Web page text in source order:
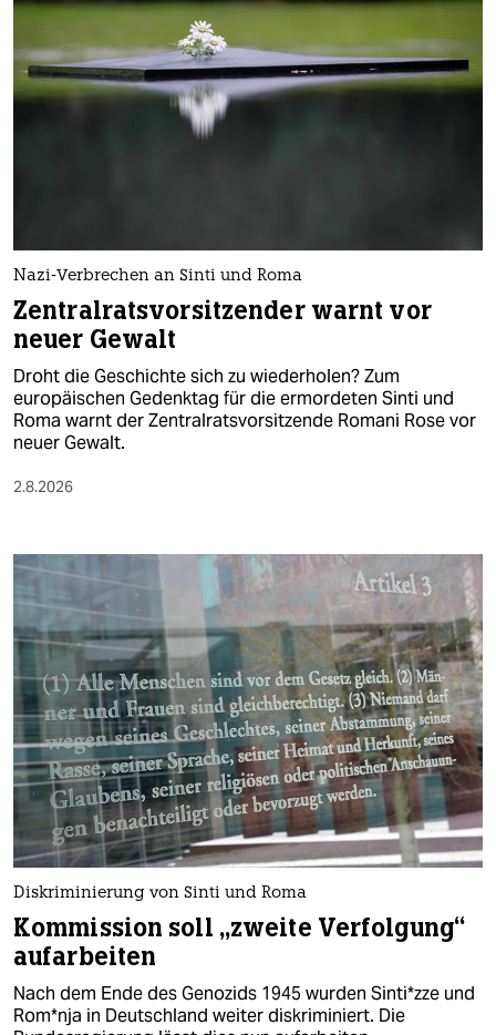
Nazi-Verbrechen an Sinti und Roma
Zentralratsvorsitzender warnt vor
neuer Gewalt
Droht die Geschichte sich zu wiederholen? Zum
europäischen Gedenktag für die ermordeten Sinti und
Roma warnt der Zentralratsvorsitzende Romani Rose vor
neuer Gewalt.
2.8.2026
Diskriminierung von Sinti und Roma
Kommission soll „zweite Verfolgung“
aufarbeiten
Nach dem Ende des Genozids 1945 wurden Sin­ti*z­ze und
Rom*­nja in Deutschland weiter diskriminiert. Die